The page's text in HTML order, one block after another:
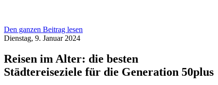
Den ganzen Beitrag lesen
Dienstag, 9. Januar 2024
Reisen im Alter: die besten
Städtereiseziele für die Generation 50plus